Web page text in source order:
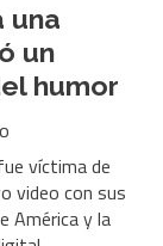
una
un
humor
víctima de
video con sus
América y la